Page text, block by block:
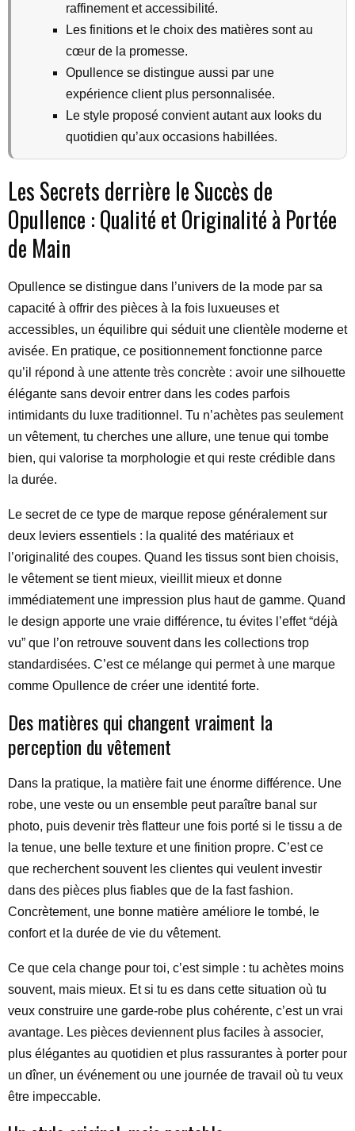
raffinement et accessibilité.
Les finitions et le choix des matières sont au
cœur de la promesse.
Opullence se distingue aussi par une
expérience client plus personnalisée.
Le style proposé convient autant aux looks du
quotidien qu’aux occasions habillées.
Les Secrets derrière le Succès de
Opullence : Qualité et Originalité à Portée
de Main
Opullence se distingue dans l’univers de la mode par sa
capacité à offrir des pièces à la fois luxueuses et
accessibles, un équilibre qui séduit une clientèle moderne et
avisée. En pratique, ce positionnement fonctionne parce
qu’il répond à une attente très concrète : avoir une silhouette
élégante sans devoir entrer dans les codes parfois
intimidants du luxe traditionnel. Tu n’achètes pas seulement
un vêtement, tu cherches une allure, une tenue qui tombe
bien, qui valorise ta morphologie et qui reste crédible dans
la durée.
Le secret de ce type de marque repose généralement sur
deux leviers essentiels : la qualité des matériaux et
l’originalité des coupes. Quand les tissus sont bien choisis,
le vêtement se tient mieux, vieillit mieux et donne
immédiatement une impression plus haut de gamme. Quand
le design apporte une vraie différence, tu évites l’effet “déjà
vu” que l’on retrouve souvent dans les collections trop
standardisées. C’est ce mélange qui permet à une marque
comme Opullence de créer une identité forte.
Des matières qui changent vraiment la
perception du vêtement
Dans la pratique, la matière fait une énorme différence. Une
robe, une veste ou un ensemble peut paraître banal sur
photo, puis devenir très flatteur une fois porté si le tissu a de
la tenue, une belle texture et une finition propre. C’est ce
que recherchent souvent les clientes qui veulent investir
dans des pièces plus fiables que de la fast fashion.
Concrètement, une bonne matière améliore le tombé, le
confort et la durée de vie du vêtement.
Ce que cela change pour toi, c’est simple : tu achètes moins
souvent, mais mieux. Et si tu es dans cette situation où tu
veux construire une garde-robe plus cohérente, c’est un vrai
avantage. Les pièces deviennent plus faciles à associer,
plus élégantes au quotidien et plus rassurantes à porter pour
un dîner, un événement ou une journée de travail où tu veux
être impeccable.